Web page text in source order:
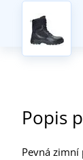
Popis
Pevná